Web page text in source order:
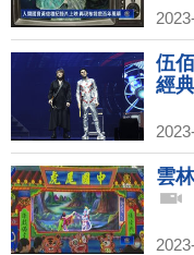
伍
經
雲